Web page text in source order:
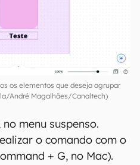
os elementos que deseja agrupar
André Magalhães/Canaltech)
menu suspenso.
o comando com o
+ G, no Mac).